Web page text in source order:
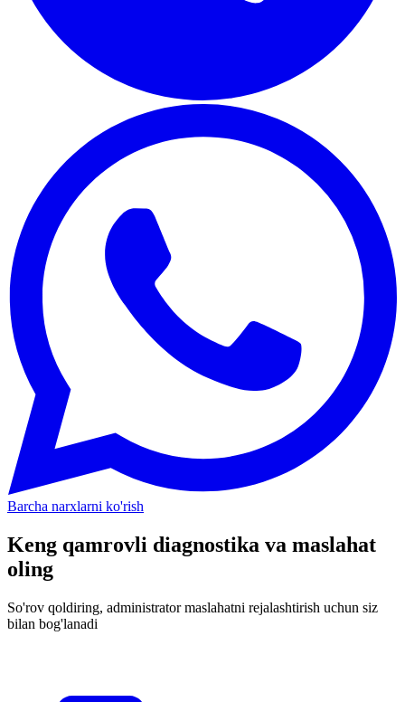
Barcha narxlarni ko'rish
Keng qamrovli diagnostika va maslahat
oling
So'rov qoldiring, administrator maslahatni rejalashtirish uchun siz
bilan bog'lanadi